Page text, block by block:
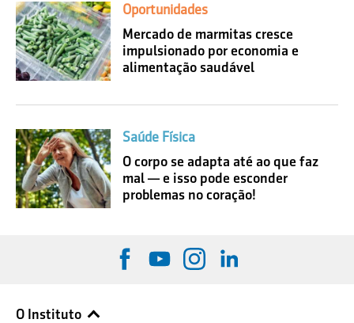
Oportunidades
Mercado de marmitas cresce
impulsionado por economia e
alimentação saudável
Saúde Física
O corpo se adapta até ao que faz
mal — e isso pode esconder
problemas no coração!
O Instituto